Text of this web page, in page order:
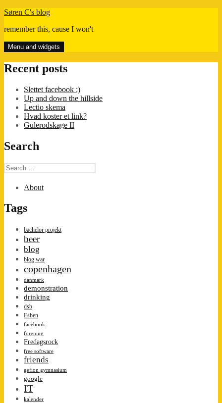
Skip
content
Søren C's blog
remember this, cause I won't
Menu and widgets
Recent posts
Slettet facebook :)
Up and down the hillside
Lectio skema
Hvad koster et link?
Gulerodskage II
Search
Search
for:
About
Tags
bachelor projekt
beer
blog
blog war
copenhagen
danmark
demonstration
drinking
dsb
Esben
facebook
forening
Fredagsrock
free software
friends
gefion gymnasium
google
IT
kalender